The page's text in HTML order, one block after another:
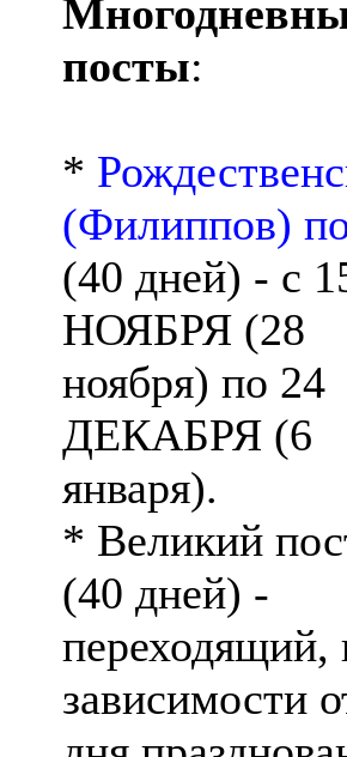
посты:
*
(Филиппов)
(40 дней) - с
НОЯБРЯ (28
ноября) по 24
ДЕКАБРЯ (6
января).
* Великий
(40 дней) -
переходящий,
зависимости